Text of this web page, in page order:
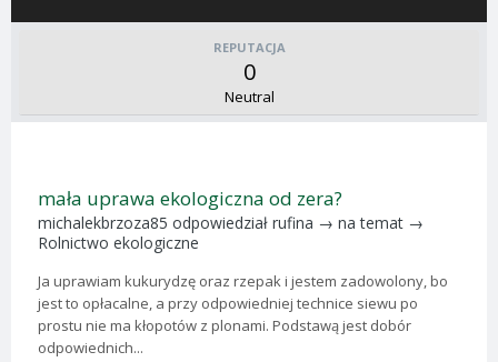
REPUTACJA
0
Neutral
mała uprawa ekologiczna od zera?
michalekbrzoza85 odpowiedział rufina → na temat →
Rolnictwo ekologiczne
Ja uprawiam kukurydzę oraz rzepak i jestem zadowolony, bo
jest to opłacalne, a przy odpowiedniej technice siewu po
prostu nie ma kłopotów z plonami. Podstawą jest dobór
odpowiednich...